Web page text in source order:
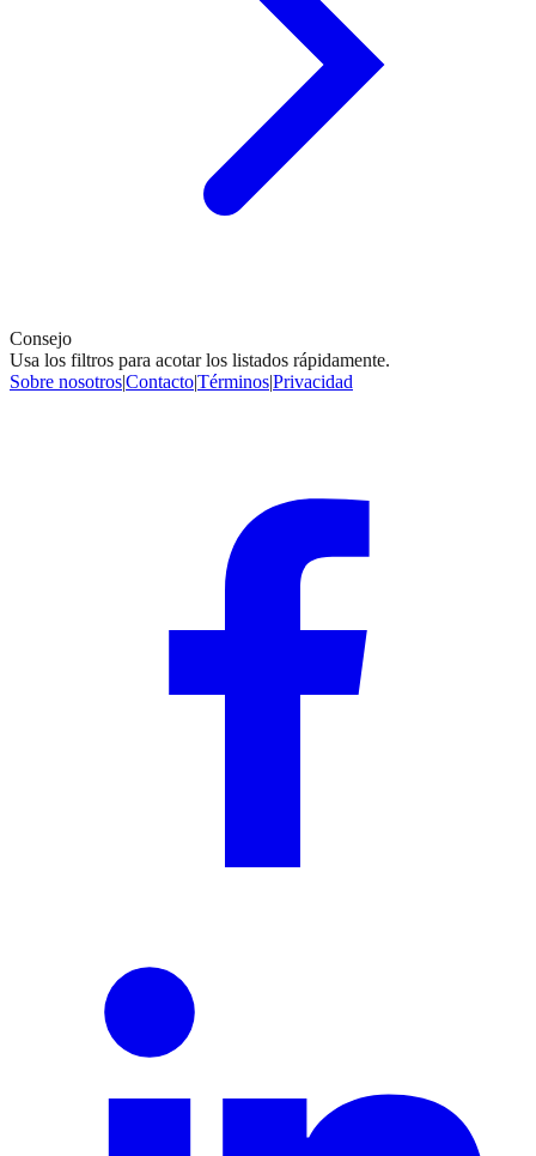
Consejo
Usa los filtros para acotar los listados rápidamente.
Sobre nosotros|Contacto|Términos|Privacidad